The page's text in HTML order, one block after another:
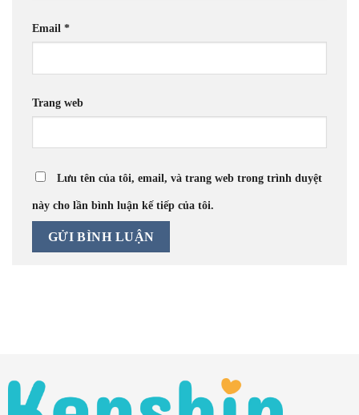
Email *
Trang web
Lưu tên của tôi, email, và trang web trong trình duyệt
này cho lần bình luận kế tiếp của tôi.